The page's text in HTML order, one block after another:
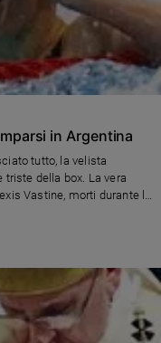
in Argentina
tutto, la velista
della box. La vera
Vastine, morti durante le